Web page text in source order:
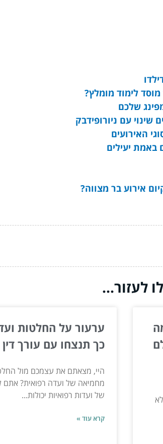
לימוד מומלץ?
שלכם
עם ניורופידבק
האירועים
באמת יעילים
אירוע בר מצווה?
לעזור...
ערעור על החלטות
כך תנצחו עם עורך
היי, מצאתם את עצמכם מול
מחמיאה של ועדה רפואית? אתם
של ועדות רפואיות יכולות...
קרא עוד »